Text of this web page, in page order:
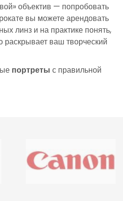
объектив — попробовать
вы можете арендовать
линз и на практике понять,
раскрывает ваш творческий
портреты с правильной